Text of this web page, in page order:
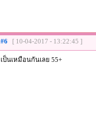
#6 [ 10-04-2017 - 13:22:45 ]
เป็นเหมือนกันเลย 55+